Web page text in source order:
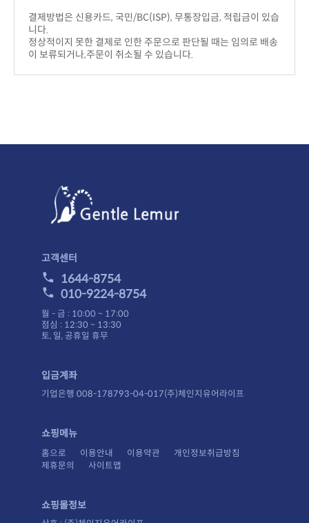
니다.
이 보류되거나,주문이 취소될 수 있습니다.
고객센터
1644-8754
010-9224-8754
월 - 금 : 10:00 ~ 17:00
점심 : 12:30 ~ 13:30
토, 일, 공휴일 휴무
입금계좌
기업은행 008-178793-04-017(주)체인지유어라이프
쇼핑메뉴
홈으로 이용안내 이용약관
개인정보취급방침
제휴문의
사이트맵
쇼핑몰정보